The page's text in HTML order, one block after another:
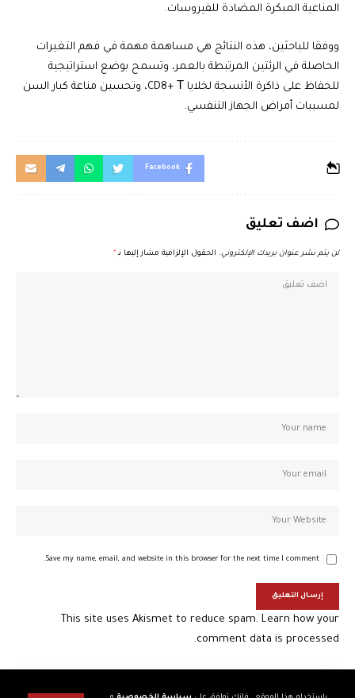
المناعية المبكرة المضادة للفيروسات.
ووفقا للباحثين، هذه النتائج هي مساهمة مهمة في فهم التغيرات
الحاصلة في الرئتين المرتبطة بالعمر، وتسمح بوضع استراتيجية
للحفاظ على ذاكرة الأنسجة لخلايا CD8+ Т، وتحسين مناعة كبار السن
لمسببات أمراض الجهاز التنفسي.
Facebook
اضف تعليق
لن يتم نشر عنوان بريدك الإلكتروني. الحقول الإلزامية مشار إليها بـ *
Save my name, email, and website in this browser for the next time I comment.
This site uses Akismet to reduce spam. Learn how your
comment data is processed.